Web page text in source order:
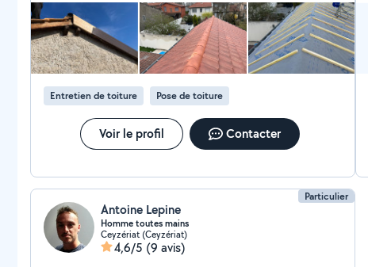
pas en mesure d’évaluer son potentiel travail… Quoique, ce
manque de sérieux veut peut être tout dire ?! Dommage…
Entretien de toiture Pose de toiture
Voir le profil Contacter
Particulier
Antoine Lepine
Homme toutes mains
Ceyzériat (Ceyzériat)
4,6/5 (9 avis)